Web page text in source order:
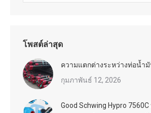
โพสต์ล่าสุด
ความแตกต่างระหว่างท่อน้ำ
กุมภาพันธ์ 12, 2026
Good Schwing Hypro